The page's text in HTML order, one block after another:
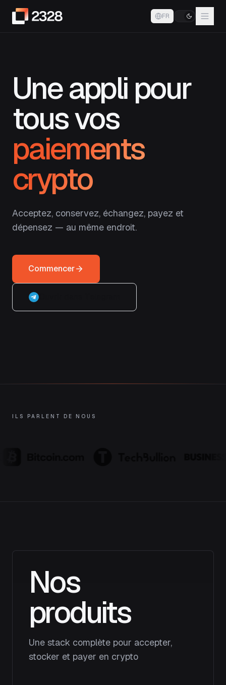
FR
Une appli pour
tous vos
paiements
crypto
Acceptez, conservez, échangez, payez et
dépensez — au même endroit.
Commencer
ILS PARLENT DE NOUS
Nos
produits
Une stack complète pour accepter,
stocker et payer en crypto